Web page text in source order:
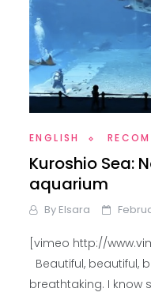
ENGLISH
Kuroshio Sea:
aquarium
By Elsara
[vimeo http://
Beautiful, beautiful,
breathtaking. I know